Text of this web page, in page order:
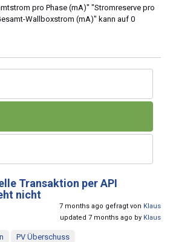
pro Phase (mA)" "Stromreserve pro
Wallboxstrom (mA)" kann auf 0
Transaktion per API
nicht
7 months ago gefragt von Klaus
updated 7 months ago by Klaus
PV Überschuss